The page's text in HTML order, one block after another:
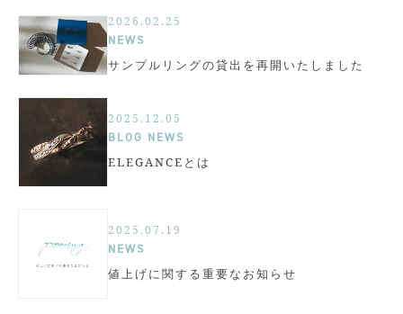
2026.02.25
NEWS
サンプルリングの貸出を再開いたしました
2025.12.05
BLOG NEWS
ELEGANCEとは
2025.07.19
NEWS
値上げに関する重要なお知らせ